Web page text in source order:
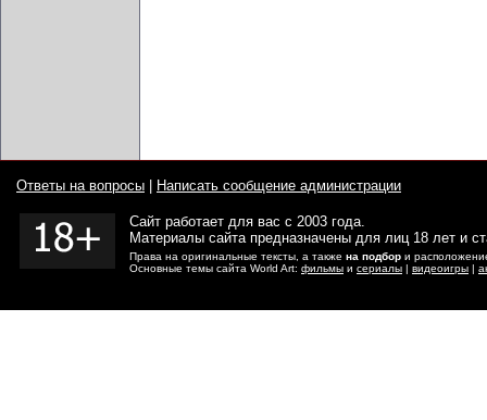
Ответы на вопросы Написать сообщение администрации
Сайт работает для вас с 2003 года.
Материалы сайта предназначены для лиц 18 лет и
Права на оригинальные тексты, а также на подбор и
Основные темы сайта World Art: фильмы и сериалы | видеоигры |